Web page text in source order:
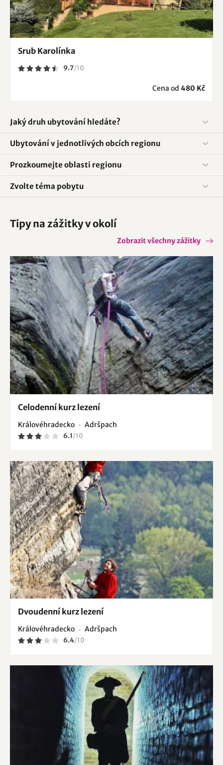
Srub Karolínka
9.7/10
Cena od 480 Kč
Jaký druh ubytování hledáte?
Ubytování v jednotlivých obcích regionu
Prozkoumejte oblasti regionu
Zvolte téma pobytu
Tipy na zážitky v okolí
Zobrazit všechny zážitky
Celodenní kurz lezení
Královéhradecko Adršpach
6.1/10
Dvoudenní kurz lezení
Královéhradecko Adršpach
6.4/10